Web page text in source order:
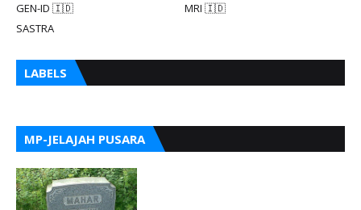
GEN-ID 🇮🇩
MRI 🇮🇩
SASTRA
LABELS
MP-JELAJAH PUSARA